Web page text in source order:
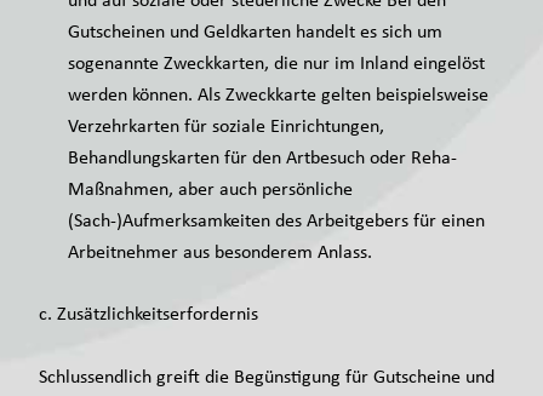
Gutscheinen und Geldkarten handelt es sich um
sogenannte Zweckkarten, die nur im Inland eingelöst
werden können. Als Zweckkarte gelten beispielsweise
Verzehrkarten für soziale Einrichtungen,
Behandlungskarten für den Artbesuch oder Reha-
Maßnahmen, aber auch persönliche
(Sach-)Aufmerksamkeiten des Arbeitgebers für einen
Arbeitnehmer aus besonderem Anlass.
c. Zusätzlichkeitserfordernis
Schlussendlich greift die Begünstigung für Gutscheine und